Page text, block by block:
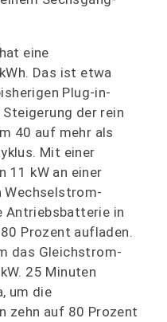
eine
Das ist etwa
Plug-in-
der rein
40 auf mehr als
Mit einer
11 kW an einer
Antriebsbatterie in
Prozent aufladen.
das Gleichstrom-
25 Minuten
um die
zehn auf 80 Prozent